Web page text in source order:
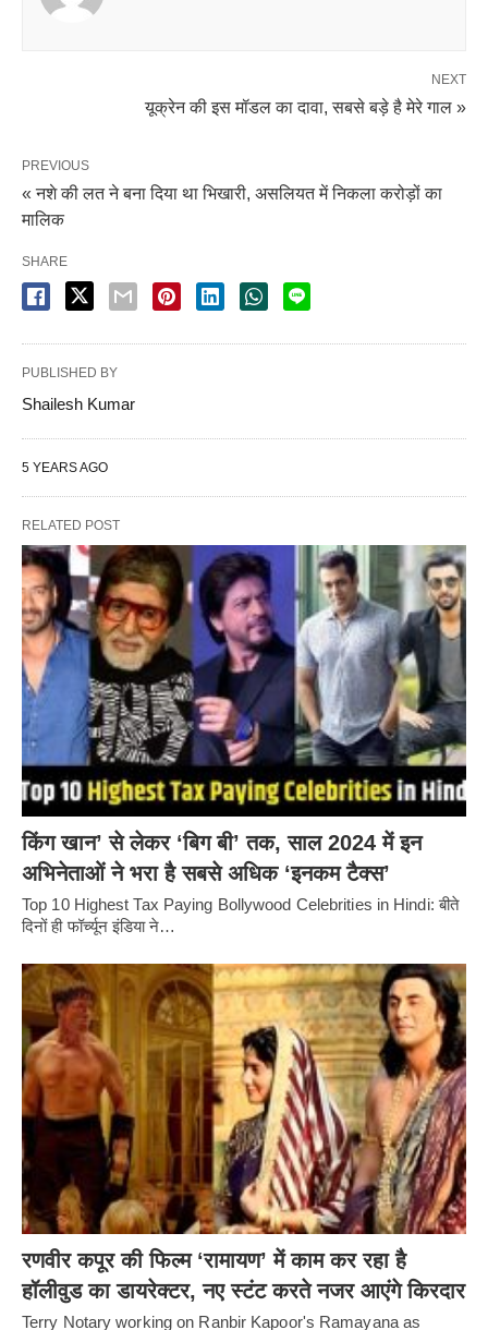
NEXT
यूक्रेन की इस मॉडल का दावा, सबसे बड़े है मेरे गाल »
PREVIOUS
« नशे की लत ने बना दिया था भिखारी, असलियत में निकला करोड़ों का
मालिक
SHARE
PUBLISHED BY
Shailesh Kumar
5 YEARS AGO
RELATED POST
किंग खान’ से लेकर ‘बिग बी’ तक, साल 2024 में इन
अभिनेताओं ने भरा है सबसे अधिक ‘इनकम टैक्स’
Top 10 Highest Tax Paying Bollywood Celebrities in Hindi: बीते
दिनों ही फॉर्च्यून इंडिया ने…
रणवीर कपूर की फिल्म ‘रामायण’ में काम कर रहा है
हॉलीवुड का डायरेक्टर, नए स्टंट करते नजर आएंगे किरदार
Terry Notary working on Ranbir Kapoor's Ramayana as